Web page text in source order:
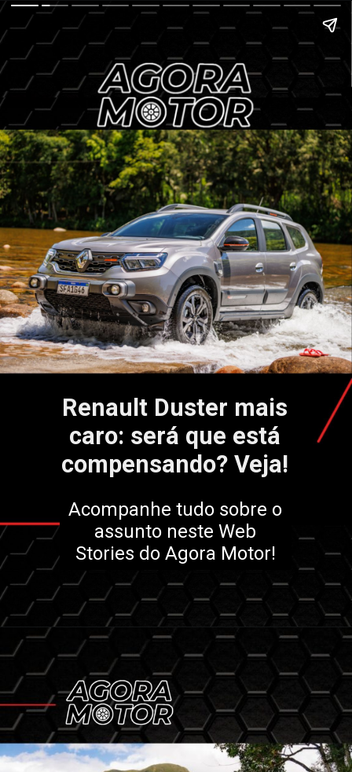
Acompanhe tudo sobre o
assunto neste Web
Stories do Agora Motor!
Renault Duster mais
caro: será que está
compensando? Veja!